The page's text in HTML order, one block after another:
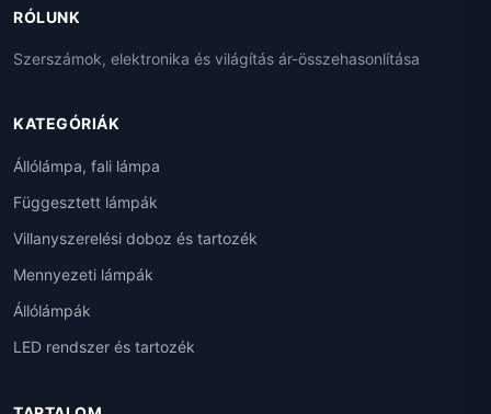
RÓLUNK
Szerszámok, elektronika és világítás ár-összehasonlítása
KATEGÓRIÁK
Állólámpa, fali lámpa
Függesztett lámpák
Villanyszerelési doboz és tartozék
Mennyezeti lámpák
Állólámpák
LED rendszer és tartozék